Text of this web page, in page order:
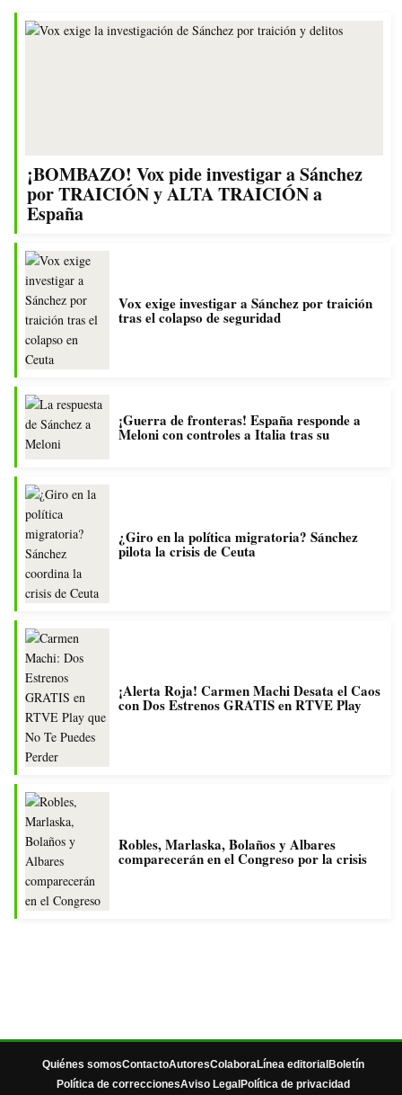
¡BOMBAZO! Vox pide investigar a Sánchez
por TRAICIÓN y ALTA TRAICIÓN a
España
Vox exige investigar a Sánchez por traición
tras el colapso de seguridad
¡Guerra de fronteras! España responde a
Meloni con controles a Italia tras su
¿Giro en la política migratoria? Sánchez
pilota la crisis de Ceuta
¡Alerta Roja! Carmen Machi Desata el Caos
con Dos Estrenos GRATIS en RTVE Play
Robles, Marlaska, Bolaños y Albares
comparecerán en el Congreso por la crisis
Quiénes somosContactoAutoresColaboraLínea editorial Boletín
Política de correccionesAviso Legal Política de privacidad